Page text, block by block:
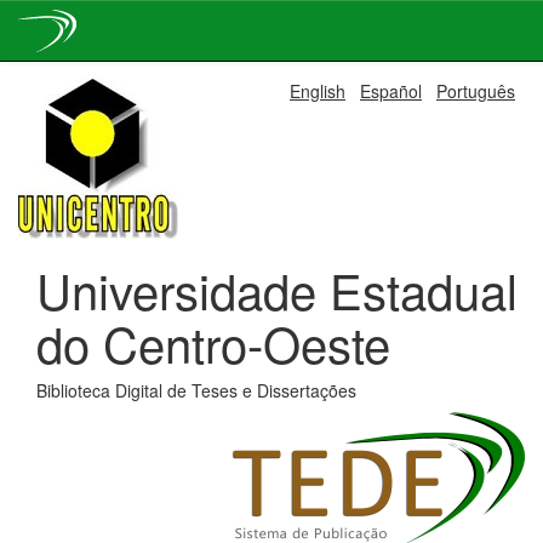
navigation
English Español Português
Universidade Estadual
do Centro-Oeste
Biblioteca Digital de Teses e Dissertações